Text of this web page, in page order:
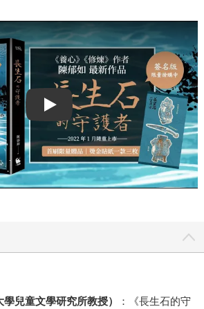
Play video
兒童文學研究所教授）
：《長生石的守